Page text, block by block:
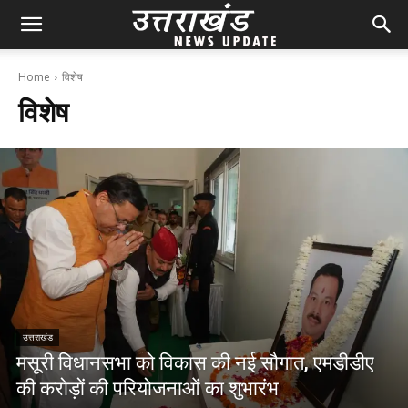
Home विशेष
विशेष
उत्तराखंड
मसूरी विधानसभा को विकास की नई सौगात, एमडीडीए
की करोड़ों की परियोजनाओं का शुभारंभ